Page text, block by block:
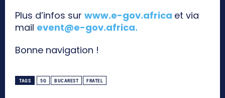
Plus d’infos sur www.e-gov.africa et via
mail event@e-gov.africa.
Bonne navigation !
TAGS 5G BUCAREST FRATEL